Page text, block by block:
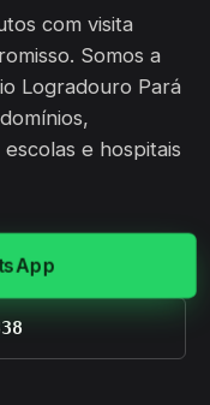
com visita
Somos a
Logradouro Pará
e hospitais